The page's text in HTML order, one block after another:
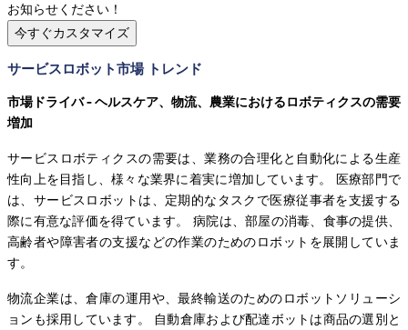
お知らせください！
今すぐカスタマイズ
サービスロボット市場 トレンド
市場ドライバ - ヘルスケア、物流、農業におけるロボティクスの需要
増加
サービスロボティクスの需要は、業務の合理化と自動化による生産
性向上を目指し、様々な業界に着実に増加しています。 医療部門で
は、サービスロボットは、定期的なタスクで医療従事者を支援する
際に有意な評価を得ています。 病院は、部屋の消毒、食事の提供、
高齢者や障害者の支援などの作業のためのロボットを展開していま
す。
物流企業は、倉庫の運用や、最終輸送のためのロボットソリューシ
ョンも採用しています。 自動倉庫および配達ボットは商品の選別と